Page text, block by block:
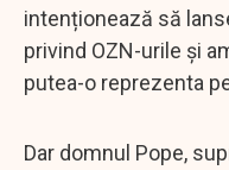
intenționează să
privind OZN-urile și
putea-o reprezenta
Dar domnul Pope,